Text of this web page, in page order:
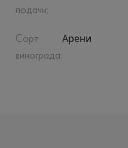
подачи:
Сорт
винограда:
Арени